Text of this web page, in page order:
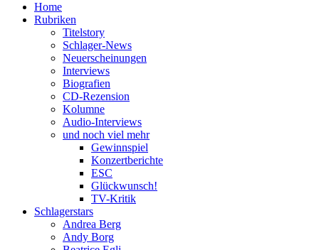
Home
Rubriken
Titelstory
Schlager-News
Neuerscheinungen
Interviews
Biografien
CD-Rezension
Kolumne
Audio-Interviews
und noch viel mehr
Gewinnspiel
Konzertberichte
ESC
Glückwunsch!
TV-Kritik
Schlagerstars
Andrea Berg
Andy Borg